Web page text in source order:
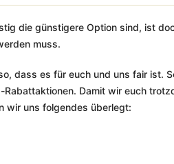
die günstigere Option sind, ist
muss.
dass es für euch und uns fair ist.
Damit wir euch
wir uns folgendes überlegt: